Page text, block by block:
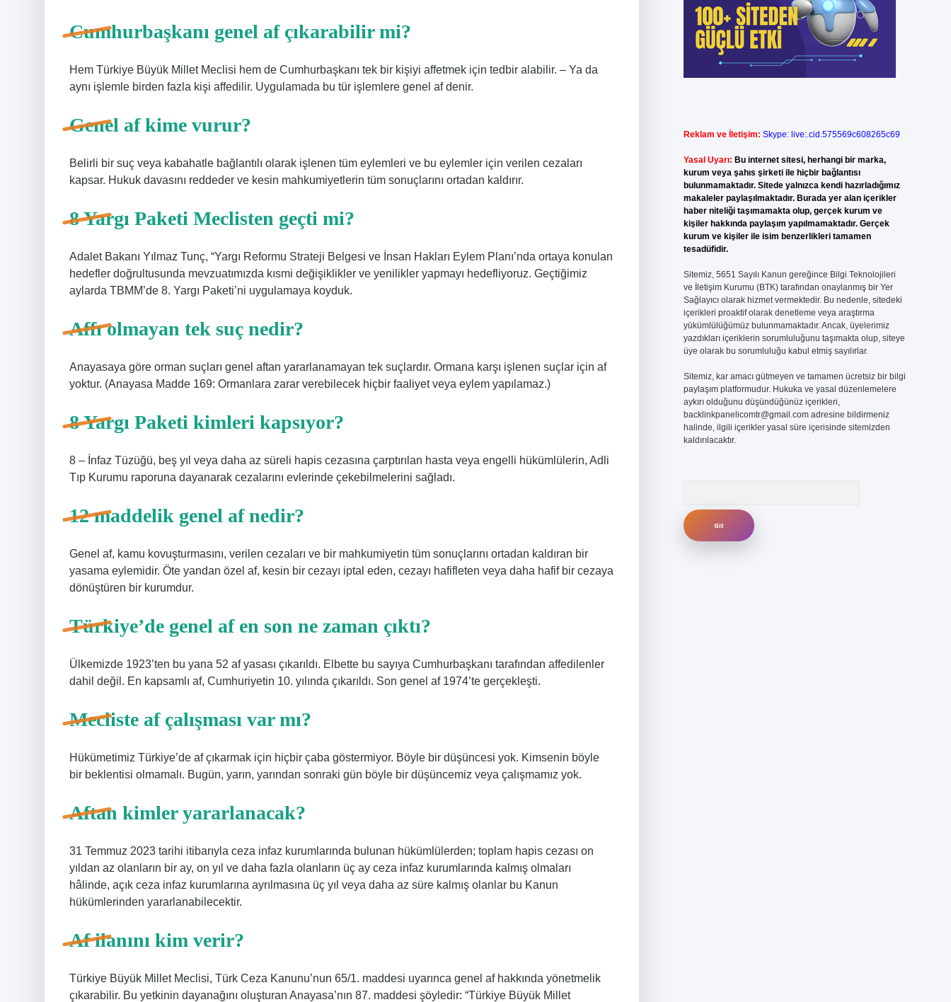
Cumhurbaşkanı genel af çıkarabilir mi?
Hem Türkiye Büyük Millet Meclisi hem de Cumhurbaşkanı tek bir kişiyi affetmek için tedbir alabilir. – Ya da
aynı işlemle birden fazla kişi affedilir. Uygulamada bu tür işlemlere genel af denir.
Genel af kime vurur?
Belirli bir suç veya kabahatle bağlantılı olarak işlenen tüm eylemleri ve bu eylemler için verilen cezaları
kapsar. Hukuk davasını reddeder ve kesin mahkumiyetlerin tüm sonuçlarını ortadan kaldırır.
8 Yargı Paketi Meclisten geçti mi?
Adalet Bakanı Yılmaz Tunç, “Yargı Reformu Strateji Belgesi ve İnsan Hakları Eylem Planı’nda ortaya konulan
hedefler doğrultusunda mevzuatımızda kısmi değişiklikler ve yenilikler yapmayı hedefliyoruz. Geçtiğimiz
aylarda TBMM’de 8. Yargı Paketi’ni uygulamaya koyduk.
Affı olmayan tek suç nedir?
Anayasaya göre orman suçları genel aftan yararlanamayan tek suçlardır. Ormana karşı işlenen suçlar için af
yoktur. (Anayasa Madde 169: Ormanlara zarar verebilecek hiçbir faaliyet veya eylem yapılamaz.)
8 Yargı Paketi kimleri kapsıyor?
8 – İnfaz Tüzüğü, beş yıl veya daha az süreli hapis cezasına çarptırılan hasta veya engelli hükümlülerin, Adli
Tıp Kurumu raporuna dayanarak cezalarını evlerinde çekebilmelerini sağladı.
12 maddelik genel af nedir?
Genel af, kamu kovuşturmasını, verilen cezaları ve bir mahkumiyetin tüm sonuçlarını ortadan kaldıran bir
yasama eylemidir. Öte yandan özel af, kesin bir cezayı iptal eden, cezayı hafifleten veya daha hafif bir cezaya
dönüştüren bir kurumdur.
Türkiye’de genel af en son ne zaman çıktı?
Ülkemizde 1923’ten bu yana 52 af yasası çıkarıldı. Elbette bu sayıya Cumhurbaşkanı tarafından affedilenler
dahil değil. En kapsamlı af, Cumhuriyetin 10. yılında çıkarıldı. Son genel af 1974’te gerçekleşti.
Mecliste af çalışması var mı?
Hükümetimiz Türkiye’de af çıkarmak için hiçbir çaba göstermiyor. Böyle bir düşüncesi yok. Kimsenin böyle
bir beklentisi olmamalı. Bugün, yarın, yarından sonraki gün böyle bir düşüncemiz veya çalışmamız yok.
Aftan kimler yararlanacak?
31 Temmuz 2023 tarihi itibarıyla ceza infaz kurumlarında bulunan hükümlülerden; toplam hapis cezası on
yıldan az olanların bir ay, on yıl ve daha fazla olanların üç ay ceza infaz kurumlarında kalmış olmaları
hâlinde, açık ceza infaz kurumlarına ayrılmasına üç yıl veya daha az süre kalmış olanlar bu Kanun
hükümlerinden yararlanabilecektir.
Af ilanını kim verir?
Türkiye Büyük Millet Meclisi, Türk Ceza Kanunu’nun 65/1. maddesi uyarınca genel af hakkında yönetmelik
çıkarabilir. Bu yetkinin dayanağını oluşturan Anayasa’nın 87. maddesi şöyledir: “Türkiye Büyük Millet
Reklam ve İletişim: Skype: live:.cid.575569c608265c69
Yasal Uyarı: Bu internet sitesi, herhangi bir marka,
kurum veya şahıs şirketi ile hiçbir bağlantısı
bulunmamaktadır. Sitede yalnızca kendi hazırladığımız
makaleler paylaşılmaktadır. Burada yer alan içerikler
haber niteliği taşımamakta olup, gerçek kurum ve
kişiler hakkında paylaşım yapılmamaktadır. Gerçek
kurum ve kişiler ile isim benzerlikleri tamamen
tesadüfidir.
Sitemiz, 5651 Sayılı Kanun gereğince Bilgi Teknolojileri
ve İletişim Kurumu (BTK) tarafından onaylanmış bir Yer
Sağlayıcı olarak hizmet vermektedir. Bu nedenle, sitedeki
içerikleri proaktif olarak denetleme veya araştırma
yükümlülüğümüz bulunmamaktadır. Ancak, üyelerimiz
yazdıkları içeriklerin sorumluluğunu taşımakta olup, siteye
üye olarak bu sorumluluğu kabul etmiş sayılırlar.
Sitemiz, kar amacı gütmeyen ve tamamen ücretsiz bir bilgi
paylaşım platformudur. Hukuka ve yasal düzenlemelere
aykırı olduğunu düşündüğünüz içerikleri,
backlinkpanelicomtr@gmail.comadresine bildirmeniz
halinde, ilgili içerikler yasal süre içerisinde sitemizden
kaldırılacaktır.